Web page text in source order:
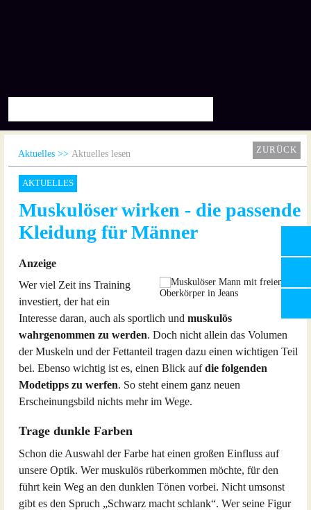
ZURÜCK
Aktuelles Aktuelles lesen
AKTUELLES
Muskulöser wirken - die passende
Kleidung für Männer
Anzeige
Wer viel Zeit ins Training
investiert, der hat ein
Interesse daran, auch als sportlich und muskulös
wahrgenommen zu werden. Doch nicht allein das Volumen
der Muskeln und der Fettanteil tragen dazu einen wichtigen Teil
bei. Ebenso wichtig ist es, einen Blick aufdie folgenden
Modetipps zu werfen. So steht einem ganz neuen
Erscheinungsbild nichts mehr im Wege.
Trage dunkle Farben
Schon die Auswahl der Farbe hat einen großen Einfluss auf
unsere Optik. Wer muskulös rüberkommen möchte, für den
führt kein Weg an den dunklen Tönen vorbei. Nicht umsonst
gibt es den Spruch „Schwarz macht schlank“. Wer seine Figur